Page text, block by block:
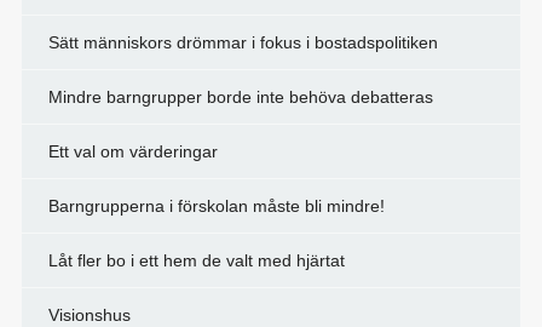
Sätt människors drömmar i fokus i bostadspolitiken
Mindre barngrupper borde inte behöva debatteras
Ett val om värderingar
Barngrupperna i förskolan måste bli mindre!
Låt fler bo i ett hem de valt med hjärtat
Visionshus